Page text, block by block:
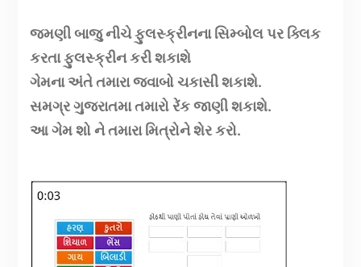
જમણી બાજુ નીચે ફુલસ્ક્રીનના સિમ્બોલ પર ક્લિક
કરતા ફુલસ્ક્રીન કરી શકાશે
ગેમના અંતે તમારા જવાબો ચકાસી શકાશે.
સમગ્ર ગુજરાતમા તમારો રેંક જાણી શકાશે.
આ ગેમ શો ને તમારા મિત્રોને શેર કરો.